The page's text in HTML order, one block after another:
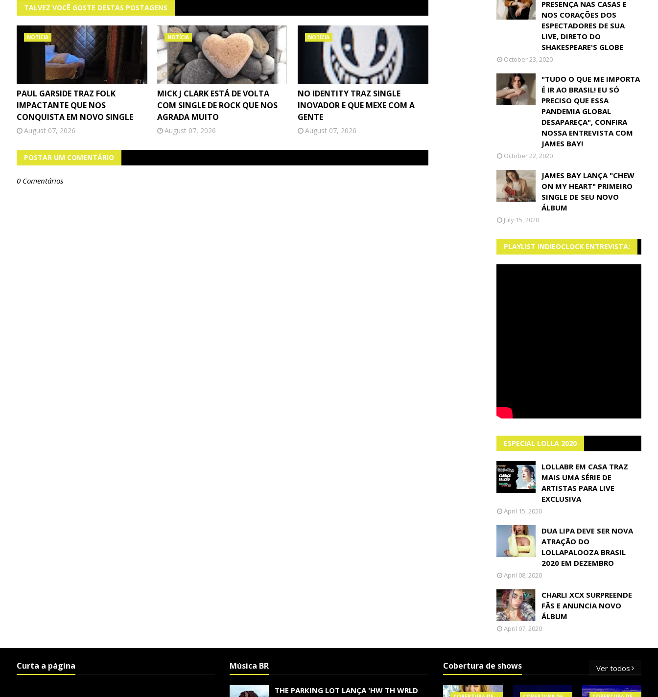
TALVEZ VOCÊ GOSTE DESTAS POSTAGENS
NOTÍCIA
PAUL GARSIDE TRAZ FOLK
IMPACTANTE QUE NOS
CONQUISTA EM NOVO SINGLE
August 07, 2026
NOTÍCIA
MICK J CLARK ESTÁ DE VOLTA
COM SINGLE DE ROCK QUE NOS
AGRADA MUITO
August 07, 2026
NOTÍCIA
NO IDENTITY TRAZ SINGLE
INOVADOR E QUE MEXE COM A
GENTE
August 07, 2026
POSTAR UM COMENTÁRIO
0 Comentários
PRESENÇA NAS CASAS E
NOS CORAÇÕES DOS
ESPECTADORES DE SUA
LIVE, DIRETO DO
SHAKESPEARE'S GLOBE
October 23, 2020
"TUDO O QUE ME IMPORTA
É IR AO BRASIL! EU SÓ
PRECISO QUE ESSA
PANDEMIA GLOBAL
DESAPAREÇA", CONFIRA
NOSSA ENTREVISTA COM
JAMES BAY!
October 22, 2020
JAMES BAY LANÇA "CHEW
ON MY HEART" PRIMEIRO
SINGLE DE SEU NOVO
ÁLBUM
July 15, 2020
PLAYLIST INDIEOCLOCK ENTREVISTA:
ESPECIAL LOLLA 2020
LOLLABR EM CASA TRAZ
MAIS UMA SÉRIE DE
ARTISTAS PARA LIVE
EXCLUSIVA
April 15, 2020
DUA LIPA DEVE SER NOVA
ATRAÇÃO DO
LOLLAPALOOZA BRASIL
2020 EM DEZEMBRO
April 08, 2020
CHARLI XCX SURPREENDE
FÃS E ANUNCIA NOVO
ÁLBUM
April 07, 2020
Curta a página Música BR
THE PARKING LOT LANÇA 'HW TH WRLD
Cobertura de shows Ver todos